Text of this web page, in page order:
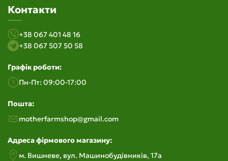
Контакти
+38 067 401 48 16
+38 067 507 50 58
Графік роботи:
Пн-Пт: 09:00-17:00
Пошта:
motherfarmshop@gmail.com
Адреса фірмового магазину:
м. Вишневе, вул. Машинобудiвникiв, 17а